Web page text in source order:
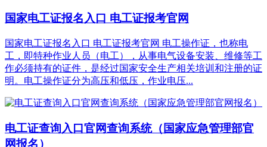
国家电工证报名入口 电工证报考官网
国家电工证报名入口 电工证报考官网 电工操作证，也称电
工，即特种作业人员（电工），从事电气设备安装、维修等工
作必须持有的证件，是经过国家安全生产相关培训和注册的证
明。电工操作证分为高压和低压，作业电压...
电工证查询入口官网查询系统（国家应急管理部官
网报名）